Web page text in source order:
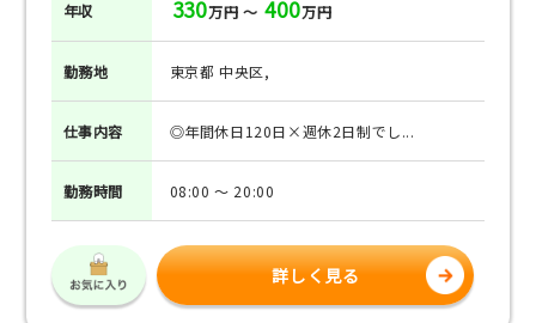
年収 330万円 ～ 400万円
勤務地 東京都 中央区,
仕事内容 ◎年間休日120日×週休2日制でし...
勤務時間 08:00 ～ 20:00
詳しく見る